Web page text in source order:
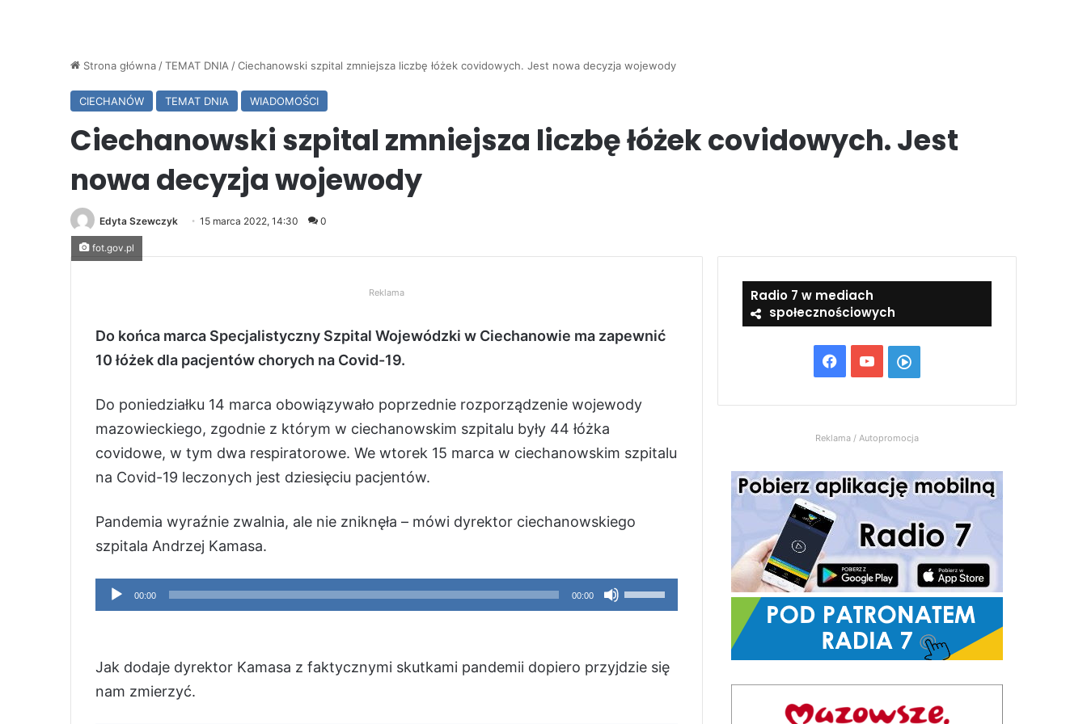
Strona główna /TEMAT DNIA /Ciechanowski szpital zmniejsza liczbę łóżek covidowych. Jest nowa decyzja wojewody
CIECHANÓW TEMAT DNIA WIADOMOŚCI
Ciechanowski szpital zmniejsza liczbę łóżek covidowych. Jest
nowa decyzja wojewody
Edyta Szewczyk 15 marca 2022, 14:30 0
fot.gov.pl
Reklama
Do końca marca Specjalistyczny Szpital Wojewódzki w Ciechanowie ma zapewnić
10 łóżek dla pacjentów chorych na Covid-19.
Do poniedziałku 14 marca obowiązywało poprzednie rozporządzenie wojewody
mazowieckiego, zgodnie z którym w ciechanowskim szpitalu były 44 łóżka
covidowe, w tym dwa respiratorowe. We wtorek 15 marca w ciechanowskim szpitalu
na Covid-19 leczonych jest dziesięciu pacjentów.
Pandemia wyraźnie zwalnia, ale nie zniknęła – mówi dyrektor ciechanowskiego
szpitala Andrzej Kamasa.
Odtwarzacz
plików
00:00 00:00
Używaj
strzałek
góry
Jak dodaje dyrektor Kamasa z faktycznymi skutkami pandemii dopiero przyjdzie się
nam zmierzyć.
Radio 7 w mediach
społecznościowych
Facebook
YouTubeWłącz
Reklama / Autopromocja